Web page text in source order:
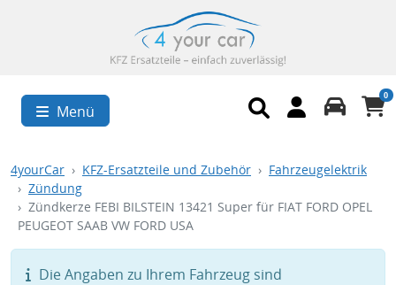
Menü
0
4yourCar KFZ-Ersatzteile und Zubehör
Fahrzeugelektrik
Zündung
Zündkerze FEBI BILSTEIN 13421 Super für FIAT FORD OPEL
PEUGEOT SAAB VW FORD USA
Die Angaben zu Ihrem Fahrzeug sind